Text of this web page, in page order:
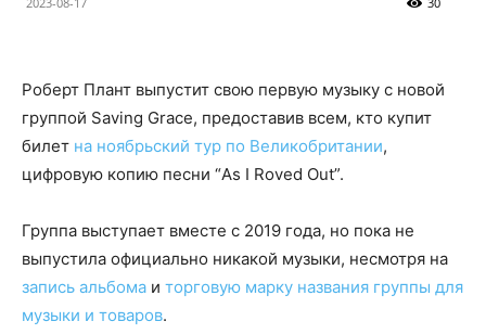
Роберт Плант выпустит свою первую музыку с новой
группой Saving Grace, предоставив всем, кто купит
билет на ноябрьский тур по Великобритании,
цифровую копию песни “As I Roved Out”.
Группа выступает вместе с 2019 года, но пока не
выпустила официально никакой музыки, несмотря на
запись альбома и торговую марку названия группы для
музыки и товаров.